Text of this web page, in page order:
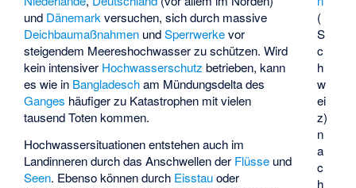
(
S
c
h
w
ei
z)
n
a
c
h
und Dänemark versuchen, sich durch massive
Deichbaumaßnahmen undSperrwerkevor
steigendem Meereshochwasser zu schützen. Wird
kein intensiver Hochwasserschutz betrieben, kann
es wie in Bangladescham Mündungsdelta des
Ganges häufiger zu Katastrophen mit vielen
tausend Toten kommen.
Hochwassersituationen entstehen auch im
Landinneren durch das Anschwellen der Flüsse und
Seen. Ebenso können durch Eisstauoder